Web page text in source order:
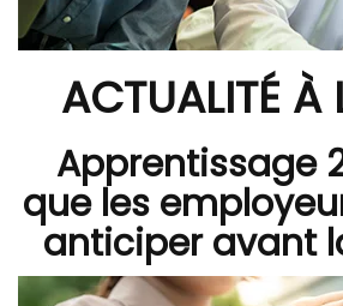
ACTUALITÉ À
Apprentissage
que les
anticiper avant